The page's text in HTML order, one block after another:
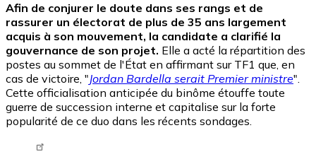
Afin de conjurer le doute dans ses rangs et de
rassurer un électorat de plus de 35 ans largement
acquis à son mouvement, la candidate a clarifié la
gouvernance de son projet. Elle a acté la répartition des
postes au sommet de l'État en affirmant sur TF1 que, en
cas de victoire, "Jordan Bardella serait Premier ministre".
Cette officialisation anticipée du binôme étouffe toute
guerre de succession interne et capitalise sur la forte
popularité de ce duo dans les récents sondages.
Tweet URL